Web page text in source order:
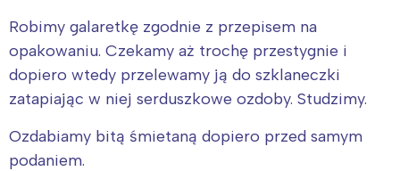
Robimy galaretkę zgodnie z przepisem na
opakowaniu. Czekamy aż trochę przestygnie i
dopiero wtedy przelewamy ją do szklaneczki
zatapiając w niej serduszkowe ozdoby. Studzimy.
Ozdabiamy bitą śmietaną dopiero przed samym
podaniem.